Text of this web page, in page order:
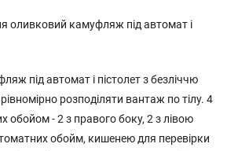
оливковий камуфляж під автомат і
під автомат і пістолет з безліччю
розподіляти вантаж по тілу. 4
обойом - 2 з правого боку, 2 з лівою
обойм, кишенею для перевірки